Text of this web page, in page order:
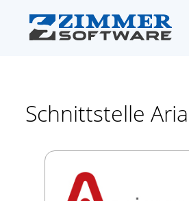
Schnittstelle